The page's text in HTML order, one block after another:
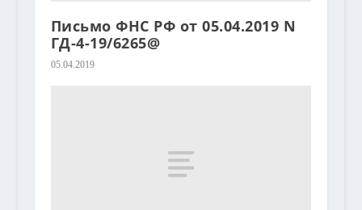
Письмо ФНС РФ от 05.04.2019 N
ГД-4-19/6265@
05.04.2019